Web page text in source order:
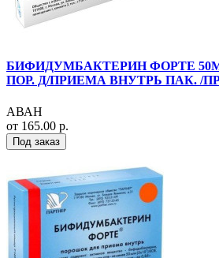
БИФИДУМБАКТЕРИН ФОРТЕ
ПОР. Д/ПРИЕМА ВНУТРЬ ПАК. /
АВАН
от 165.00 р.
Под заказ